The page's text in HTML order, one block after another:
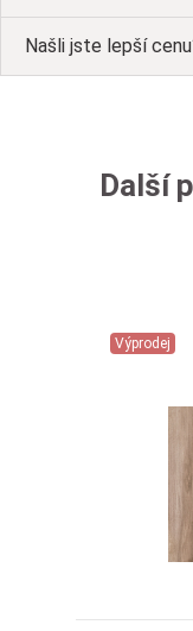
Našli jste lepší
Další
Výprodej